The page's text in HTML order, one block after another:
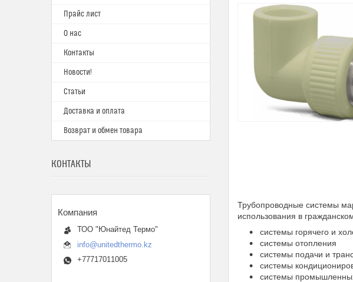
Трубопроводные системы
использования в
системы горячего и
системы отопления
системы подачи и
системы
системы
Прайс лист
О нас
Контакты
Новости!
Статьи
Доставка и оплата
Возврат и обмен товара
КОНТАКТЫ
ТОО "Юнайтед Термо"
info@unitedthermo.kz
+77717011005